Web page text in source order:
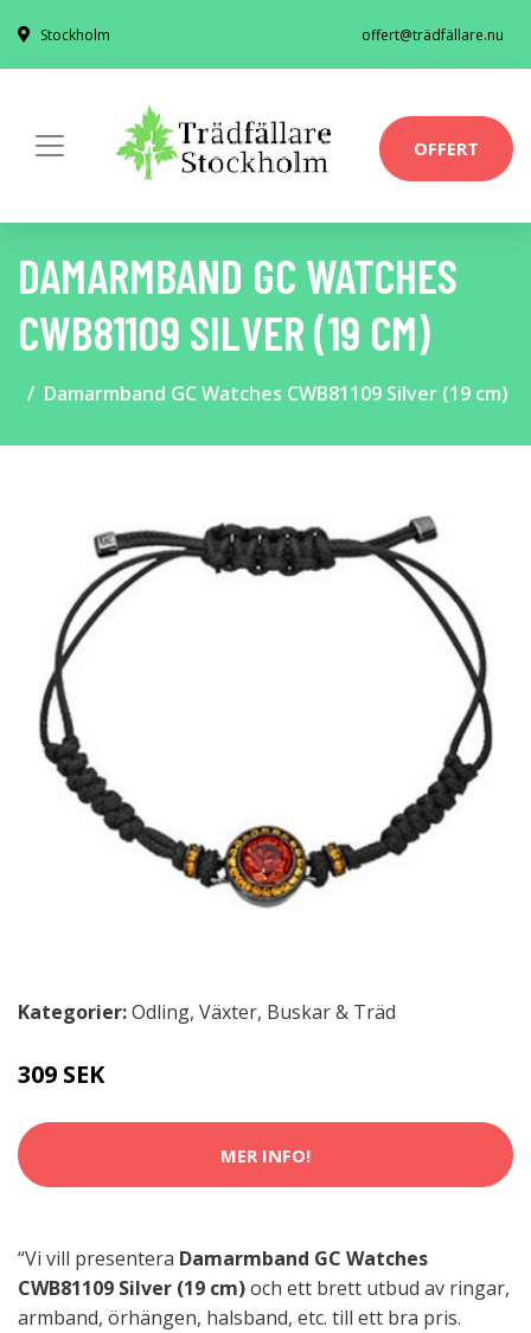
Stockholm offert@trädfällare.nu
OFFERT
DAMARMBAND GC WATCHES
CWB81109 SILVER (19 CM)
Damarmband GC Watches CWB81109 Silver (19 cm)
Kategorier:Odling, Växter, Buskar & Träd
309 SEK
MER INFO!
“Vi vill presentera Damarmband GC Watches
CWB81109 Silver (19 cm)och ett brett utbud av ringar,
armband, örhängen, halsband, etc. till ett bra pris.